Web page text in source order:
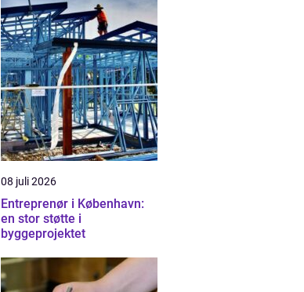
08 juli 2026
Entreprenør i København:
en stor støtte i
byggeprojektet